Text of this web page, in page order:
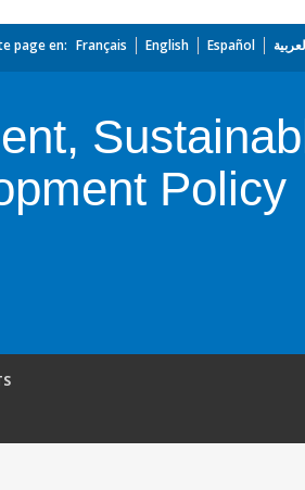
page en: Français English Español
Policy